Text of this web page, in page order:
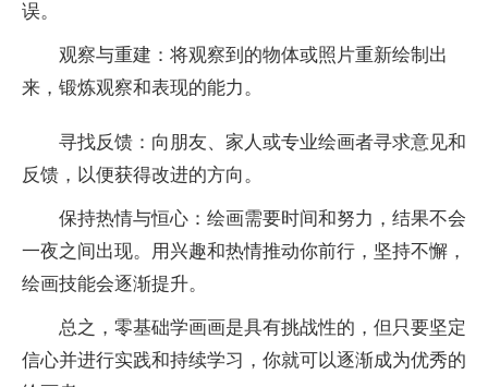
误。
观察与重建：将观察到的物体或照片重新绘制出
来，锻炼观察和表现的能力。
寻找反馈：向朋友、家人或专业绘画者寻求意见和
反馈，以便获得改进的方向。
保持热情与恒心：绘画需要时间和努力，结果不会
一夜之间出现。用兴趣和热情推动你前行，坚持不懈，
绘画技能会逐渐提升。
总之，零基础学画画是具有挑战性的，但只要坚定
信心并进行实践和持续学习，你就可以逐渐成为优秀的